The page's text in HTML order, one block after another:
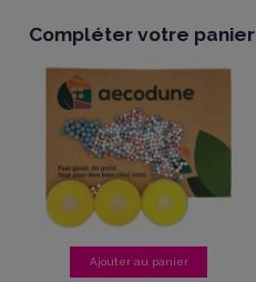
Compléter votre panier
Ajouter au panier